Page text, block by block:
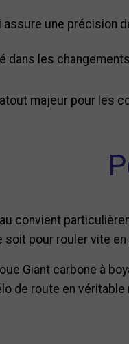
assure une précision
dans les
majeur pour les
convient
soit pour rouler vite
Giant carbone à
de route en véritable